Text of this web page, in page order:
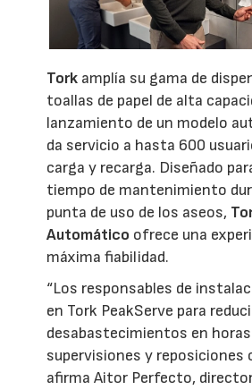
Tork amplía su gama de
toallas de papel de alta
lanzamiento de un modelo
da servicio a hasta 600
carga y recarga. Diseñado
tiempo de mantenimiento
punta de uso de los aseos,
Automático ofrece una
máxima fiabilidad.
“Los responsables de
en Tork PeakServe para
desabastecimientos en
supervisiones y reposiciones
afirma Aitor Perfecto,